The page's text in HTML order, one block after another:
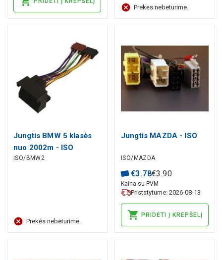
Prekės nebeturime.
Jungtis BMW 5 klasės
nuo 2002m - ISO
ISO/BMW2
Prekės nebeturime.
Jungtis MAZDA - ISO
ISO/MAZDA
€3.78€3 .90
Kaina su PVM
Pristatytume: 2026-08-13
PRIDĖTI Į KREPŠELĮ